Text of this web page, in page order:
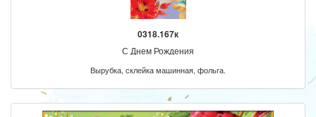
0318.167к
С Днем Рождения
Вырубка, склейка машинная, фольга.